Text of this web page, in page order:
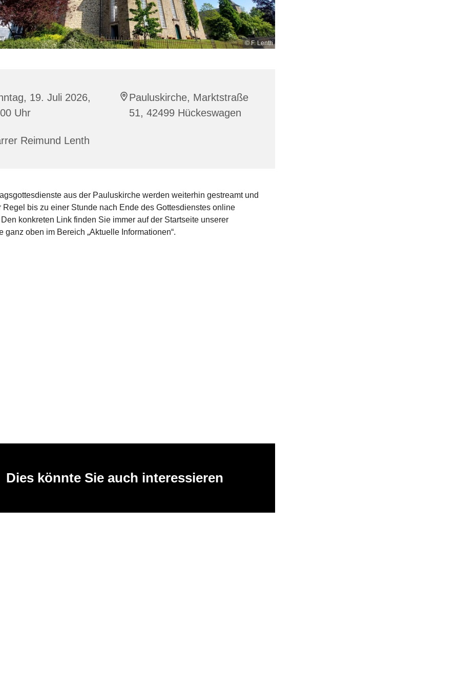
© F. Lenth
19. Juli 2026,
Uhr
Pauluskirche, Marktstraße
51, 42499 Hückeswagen
Reimund Lenth
aus der Pauluskirche werden weiterhin gestreamt und
Regel bis zu einer Stunde nach Ende des Gottesdienstes online
konkreten Link finden Sie immer auf der Startseite unserer
ganz oben im Bereich „Aktuelle Informationen“.
Dies könnte Sie auch interessieren